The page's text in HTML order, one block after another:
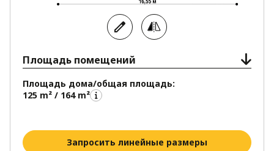
Площадь помещений
Площадь дома/общая площадь:
125 m² / 164 m²
Запросить линейные размеры